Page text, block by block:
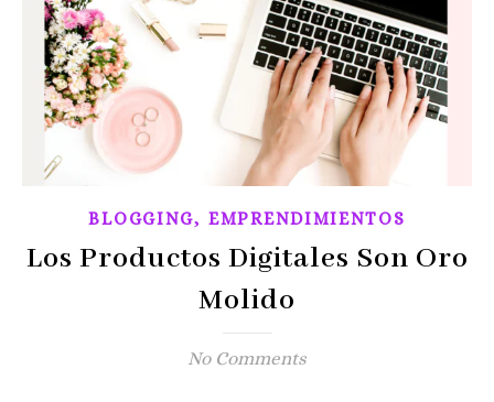
BLOGGING,EMPRENDIMIENTOS
Los Productos Digitales Son Oro
Molido
No Comments